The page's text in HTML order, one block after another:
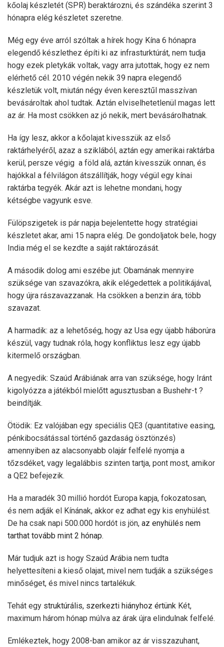
kőolaj készletét (SPR) beraktározni, és szándéka szerint 3
hónapra elég készletet szeretne.
Még egy éve arról szóltak a hírek hogy Kína 6 hónapra
elegendő készlethez építi ki az infrasturktúrát, nem tudja
hogy ezek pletykák voltak, vagy arra jutottak, hogy ez nem
elérhető cél. 2010 végén nekik 39 napra elegendő
készletük volt, miután négy éven keresztűl masszívan
bevásároltak ahol tudtak. Aztán elviselhetetlenül magas lett
az ár. Ha most csökken az jó nekik, mert bevásárolhatnak.
Ha így lesz, akkor a kőolajat kivesszük az első
raktárhelyéről, azaz a sziklából, aztán egy amerikai raktárba
kerül, persze végig a föld alá, aztán kivesszük onnan, és
hajókkal a félvilágon átszállítják, hogy végül egy kínai
raktárba tegyék. Akár azt is lehetne mondani, hogy
kétségbe vagyunk esve.
Fülöpszigetek is pár napja bejelentette hogy stratégiai
készletet akar, ami 15 napra elég. De gondoljatok bele, hogy
India még el se kezdte a saját raktározását.
A második dolog ami eszébe jut: Obamának mennyire
szüksége van szavazókra, akik elégedettek a politikájával,
hogy újra rászavazzanak. Ha csökken a benzin ára, több
szavazat.
A harmadik: az a lehetőség, hogy az Usa egy újabb háborúra
készül, vagy tudnak róla, hogy konfliktus lesz egy újabb
kitermelő országban.
A negyedik: Szaúd Arábiának arra van szüksége, hogy Iránt
kigolyózza a játékból mielőtt agusztusban a Bushehr-t ?
beindítják.
Ötödik: Ez valójában egy speciális QE3 (quantitative easing,
pénkibocsátással történő gazdaság ösztönzés)
amennyiben az alacsonyabb olajár felfelé nyomja a
tőzsdéket, vagy legalábbis szinten tartja, pont most, amikor
a QE2 befejezik.
Ha a maradék 30 millió hordót Europa kapja, fokozatosan,
és nem adják el Kínának, akkor ez adhat egy kis enyhülést.
De ha csak napi 500.000 hordót is jön, az enyhülés nem
tarthat tovább mint 2 hónap.
Már tudjuk azt is hogy Szaúd Arábia nem tudta
helyettesíteni a kieső olajat, mivel nem tudják a szükséges
minőséget, és mivel nincs tartalékuk.
Tehát egy struktúrális, szerkezti hiányhoz értünk Két,
maximum három hónap múlva az árak újra elindulnak felfelé.
Emlékeztek, hogy 2008-ban amikor az ár visszazuhant,